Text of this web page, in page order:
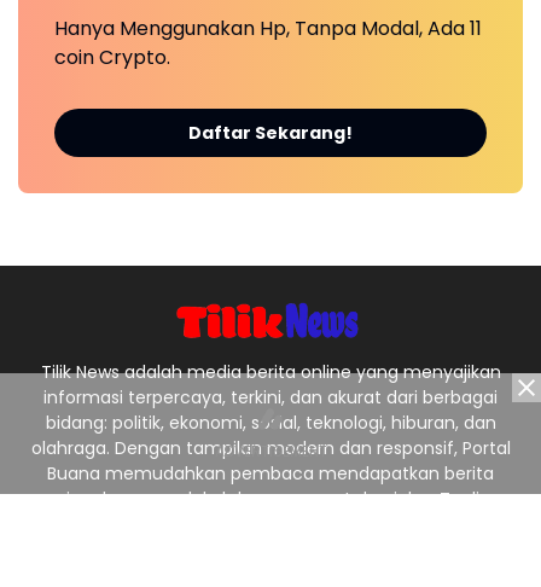
Hanya Menggunakan Hp, Tanpa Modal, Ada 11
coin Crypto.
Daftar Sekarang!
Tilik News adalah media berita online yang menyajikan
informasi terpercaya, terkini, dan akurat dari berbagai
bidang: politik, ekonomi, sosial, teknologi, hiburan, dan
olahraga. Dengan tampilan modern dan responsif, Portal
Buana memudahkan pembaca mendapatkan berita
nasional maupun lokal dengan cepat dan jelas. Tagline: